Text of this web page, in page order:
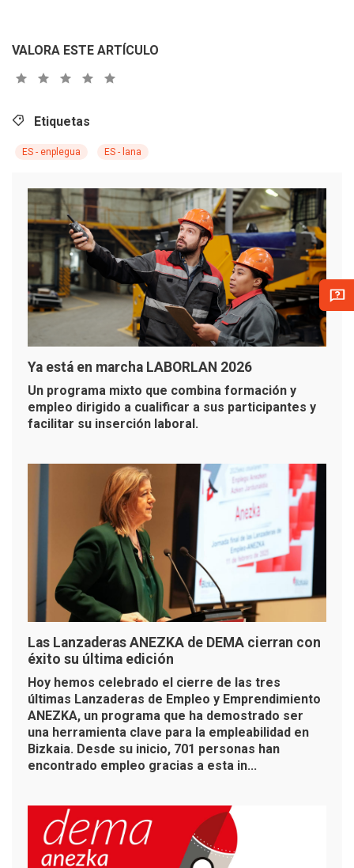
VALORA ESTE ARTÍCULO
Etiquetas
ES - enplegua ES - lana
Ya está en marcha LABORLAN 2026
Un programa mixto que combina formación y
empleo dirigido a cualificar a sus participantes y
facilitar su inserción laboral.
Las Lanzaderas ANEZKA de DEMA cierran con
éxito su última edición
Hoy hemos celebrado el cierre de las tres
últimas Lanzaderas de Empleo y Emprendimiento
ANEZKA, un programa que ha demostrado ser
una herramienta clave para la empleabilidad en
Bizkaia. Desde su inicio, 701 personas han
encontrado empleo gracias a esta in...